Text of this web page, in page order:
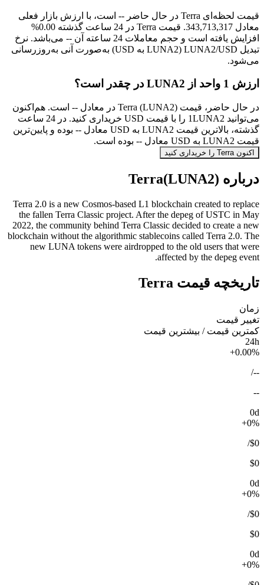
قیمت لحظه‌ای Terra در حال حاضر -- است، با ارزش بازار فعلی
معادل 343,713,317. قیمت Terra در 24 ساعت گذشته 0.00%
افزایش یافته است و حجم معاملات 24 ساعته آن -- می‌باشد. نرخ
تبدیل LUNA2/USD (LUNA2 به USD) به‌صورت آنی به‌روزرسانی
می‌شود.
ارزش 1 واحد از LUNA2 در چقدر است؟
در حال حاضر، قیمت Terra (LUNA2) در معادل -- است. هم‌اکنون
می‌توانید 1LUNA2 را با قیمت USD خریداری کنید. در 24 ساعت
گذشته، بالاترین قیمت LUNA2 به USD معادل -- بوده و پایین‌ترین
قیمت LUNA2 به USD معادل -- بوده است.
اکنون Terra را خریداری کنید
درباره Terra(LUNA2)
Terra 2.0 is a new Cosmos-based L1 blockchain created to replace
the fallen Terra Classic project. After the depeg of USTC in May
2022, the community behind Terra Classic decided to create a new
blockchain without the algorithmic stablecoins called Terra 2.0. The
new LUNA tokens were airdropped to the old users that were
affected by the depeg event.
تاریخچه قیمت Terra
زمان
تغییر قیمت
کمترین قیمت / بیشترین قیمت
24h
+0.00%
--
/
--
0d
+0%
$0
/
$0
0d
+0%
$0
/
$0
0d
+0%